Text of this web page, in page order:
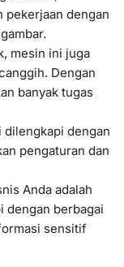
pekerjaan dengan
mesin ini juga
Dengan
banyak tugas
dilengkapi dengan
pengaturan dan
Anda adalah
dengan berbagai
sensitif